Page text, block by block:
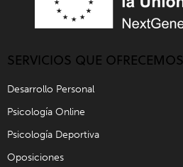
SERVICIOS QUE OFRECEMOS
Desarrollo Personal
Psicología Online
Psicología Deportiva
Oposiciones